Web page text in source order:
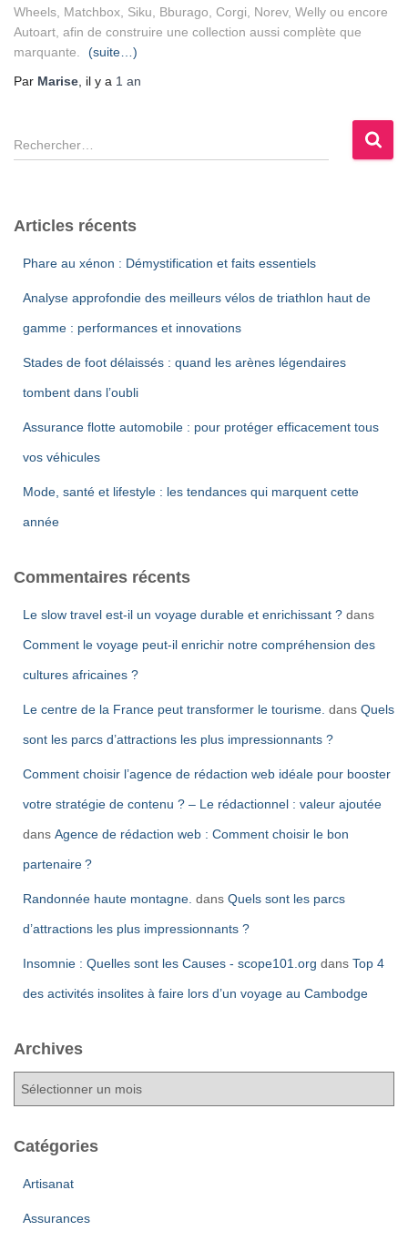
Wheels, Matchbox, Siku, Bburago, Corgi, Norev, Welly ou encore
Autoart, afin de construire une collection aussi complète que
marquante.
(suite…)
Par Marise , il y a 1 an
R
e
e
Articles récents
Phare au xénon : Démystification et faits essentiels
Analyse approfondie des meilleurs vélos de triathlon haut de
gamme : performances et innovations
Stades de foot délaissés : quand les arènes légendaires
tombent dans l’oubli
Assurance flotte automobile : pour protéger efficacement tous
vos véhicules
Mode, santé et lifestyle : les tendances qui marquent cette
année
Commentaires récents
Le slow travel est-il un voyage durable et enrichissant ? dans
Comment le voyage peut-il enrichir notre compréhension des
cultures africaines ?
Le centre de la France peut transformer le tourisme. dans Quels
sont les parcs d’attractions les plus impressionnants ?
Comment choisir l’agence de rédaction web idéale pour booster
votre stratégie de contenu ? – Le rédactionnel : valeur ajoutée
dans Agence de rédaction web : Comment choisir le bon
partenaire ?
Randonnée haute montagne. dans Quels sont les parcs
d’attractions les plus impressionnants ?
Insomnie : Quelles sont les Causes - scope101.org dans Top 4
des activités insolites à faire lors d’un voyage au Cambodge
Archives
h
Catégories
Artisanat
Assurances